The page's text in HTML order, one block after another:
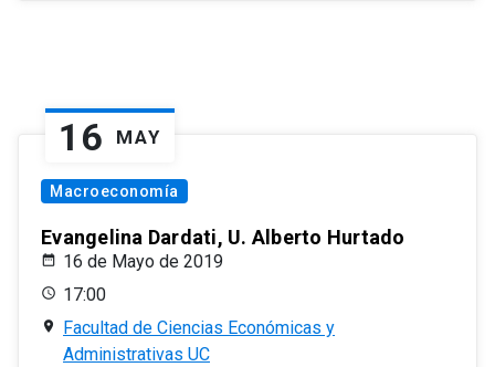
16 MAY
Macroeconomía
Evangelina Dardati, U. Alberto Hurtado
16 de Mayo de 2019
17:00
Facultad de Ciencias Económicas y
Administrativas UC